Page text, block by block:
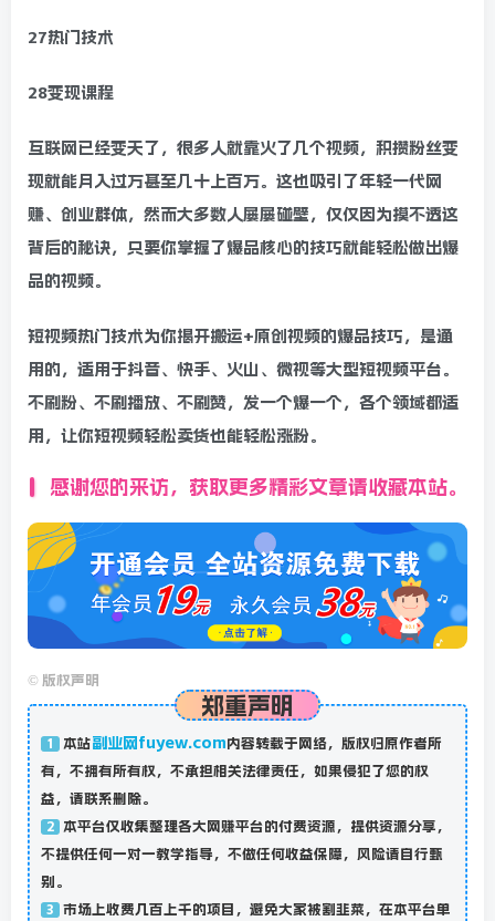
27热门技术
28变现课程
互联网已经变天了，很多人就靠火了几个视频，积攒粉丝变
现就能月入过万甚至几十上百万。这也吸引了年轻一代网
赚、创业群体，然而大多数人屡屡碰壁，仅仅因为摸不透这
背后的秘诀，只要你掌握了爆品核心的技巧就能轻松做出爆
品的视频。
短视频热门技术为你揭开搬运+原创视频的爆品技巧，是通
用的，适用于抖音、快手、火山、微视等大型短视频平台。
不刷粉、不刷播放、不刷赞，发一个爆一个，各个领域都适
用，让你短视频轻松卖货也能轻松涨粉。
感谢您的来访，获取更多精彩文章请收藏本站。
© 版权声明
郑重声明
1 本站副业网fuyew.com内容转载于网络，版权归原作者所
有，不拥有所有权，不承担相关法律责任，如果侵犯了您的权
益，请联系删除。
2
本平台仅收集整理各大网赚平台的付费资源，提供资源分享，
不提供任何一对一教学指导，不做任何收益保障，风险请自行甄
别。
3
市场上收费几百上千的项目，避免大家被割韭菜，在本平台单